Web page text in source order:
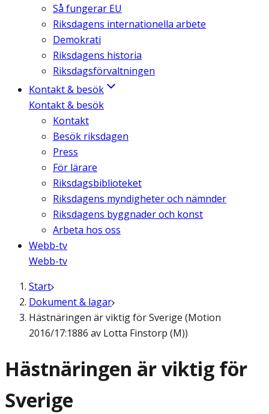
Så fungerar EU
Riksdagens internationella arbete
Demokrati
Riksdagens historia
Riksdagsförvaltningen
Kontakt & besök
Kontakt & besök
Kontakt
Besök riksdagen
Press
För lärare
Riksdagsbiblioteket
Riksdagens myndigheter och nämnder
Riksdagens byggnader och konst
Arbeta hos oss
Webb-tv
Webb-tv
Start
Dokument & lagar
Hästnäringen är viktig för Sverige (Motion
2016/17:1886 av Lotta Finstorp (M))
Hästnäringen är viktig för
Sverige